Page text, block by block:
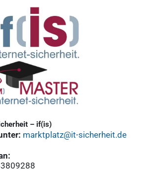
– if(is)
marktplatz@it-sicherheit.de